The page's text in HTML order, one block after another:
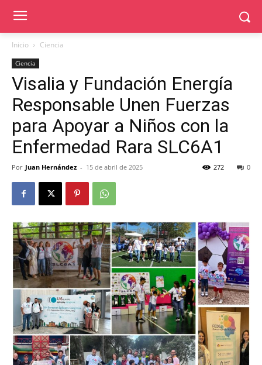
Inicio Ciencia
Ciencia
Visalia y Fundación Energía
Responsable Unen Fuerzas
para Apoyar a Niños con la
Enfermedad Rara SLC6A1
Por Juan Hernández - 15 de abril de 2025 0
272